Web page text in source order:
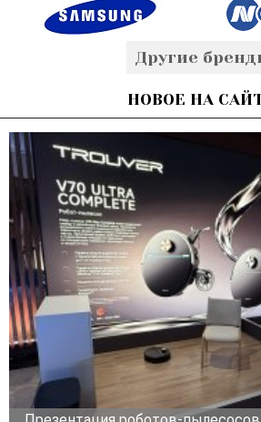
Другие
НОВОЕ НА